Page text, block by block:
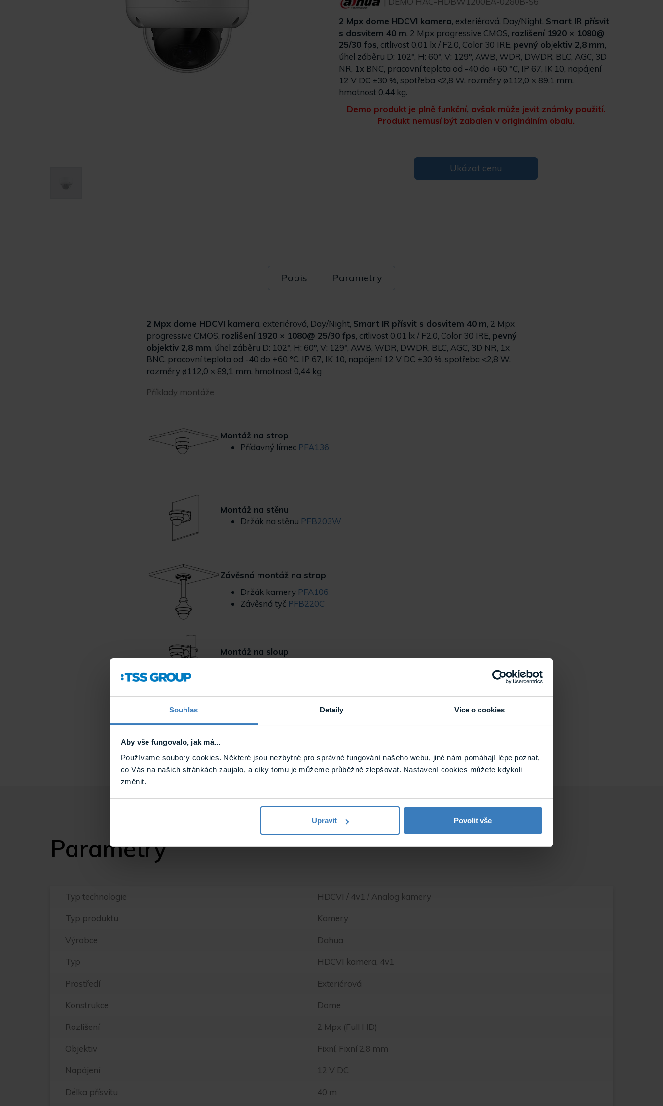
Souhlas Detaily Více o cookies
Aby vše fungovalo, jak má...
Používáme soubory cookies. Některé jsou nezbytné pro správné fungování našeho webu, jiné nám pomáhají lépe poznat,
co Vás na našich stránkách zaujalo, a díky tomu je můžeme průběžně zlepšovat. Nastavení cookies můžete kdykoli
změnit.
Upravit Povolit vše
2 Mpx dome HDCVI kamera, exteriérová, Day/Night, Smart IR přísvit
s dosvitem 40 m, 2 Mpx progressive CMOS, rozlišení 1920 × 1080@
25/30 fps, citlivost 0,01 lx / F2.0, Color 30 IRE, pevný objektiv 2,8 mm,
úhel záběru D: 102°, H: 60°, V: 129°, AWB, WDR, DWDR, BLC, AGC, 3D
NR, 1x BNC, pracovní teplota od -40 do +60 °C, IP 67, IK 10, napájení
12 V DC ±30 %, spotřeba <2,8 W, rozměry ø112,0 × 89,1 mm,
hmotnost 0,44 kg.
Demo produkt je plně funkční, avšak může jevit známky použití.
Produkt nemusí být zabalen v originálním obalu.
Ukázat cenu
Popis Parametry
2 Mpx dome HDCVI kamera, exteriérová, Day/Night, Smart IR přísvit s dosvitem 40 m, 2 Mpx
progressive CMOS, rozlišení 1920 × 1080@ 25/30 fps, citlivost 0,01 lx / F2.0, Color 30 IRE, pevný
objektiv 2,8 mm, úhel záběru D: 102°, H: 60°, V: 129°, AWB, WDR, DWDR, BLC, AGC, 3D NR, 1x
BNC, pracovní teplota od -40 do +60 °C, IP 67, IK 10, napájení 12 V DC ±30 %, spotřeba <2,8 W,
rozměry ø112,0 × 89,1 mm, hmotnost 0,44 kg
Příklady montáže
Montáž na strop
Přídavný límec PFA136
Montáž na stěnu
Držák na stěnu PFB203W
Závěsná montáž na strop
Držák kamery PFA106
Závěsná tyč PFB220C
Montáž na sloup
Více technických informací si přečtěte na
stránce výrobce.
www.dahuatechnology.cz
Parametry
Typ technologie HDCVI / 4v1 / Analog kamery
Typ produktu Kamery
Výrobce Dahua
Typ HDCVI kamera, 4v1
Prostředí Exteriérová
Konstrukce Dome
Rozlišení 2 Mpx (Full HD)
Objektiv Fixní, Fixní 2,8 mm
Napájení 12 V DC
Délka přísvitu 40 m